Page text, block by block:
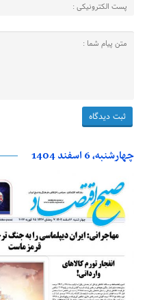
چهارشنبه، 6 اسفند 1404